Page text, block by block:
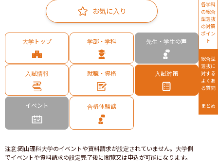
お気に入り
大学トップ 学部・学科 先生・学生の声
入試情報 就職・資格 入試対策
イベント 合格体験談
注意:岡山理科大学のイベントや資料請求が設定されていません。大学側
でイベントや資料請求の設定完了後に閲覧又は申込が可能になります。
各学科
の総合
型選抜
の対策
ポイン
ト
総合型
選抜に
対する
よくあ
る質問
まとめ